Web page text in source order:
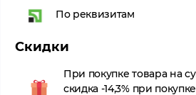
По реквизитам
Скидки
При покупке товара на
скидка -14,3% при